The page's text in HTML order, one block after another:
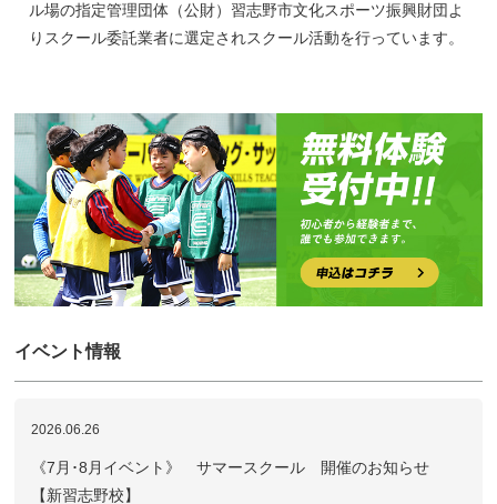
ル場の指定管理団体（公財）習志野市文化スポーツ振興財団よ
りスクール委託業者に選定されスクール活動を行っています。
イベント情報
2026.06.26
《7月･8月イベント》 サマースクール 開催のお知らせ
【新習志野校】